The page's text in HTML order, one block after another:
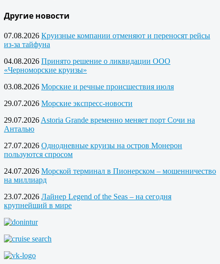
Другие новости
07.08.2026 Круизные компании отменяют и переносят рейсы
из-за тайфуна
04.08.2026 Принято решение о ликвидации ООО
«Черноморские круизы»
03.08.2026 Морские и речные происшествия июля
29.07.2026 Морские экспресс-новости
29.07.2026 Astoria Grande временно меняет порт Сочи на
Анталью
27.07.2026 Однодневные круизы на остров Монерон
пользуются спросом
24.07.2026 Морской терминал в Пионерском – мошенничество
на миллиард
23.07.2026 Лайнер Legend of the Seas – на сегодня
крупнейший в мире